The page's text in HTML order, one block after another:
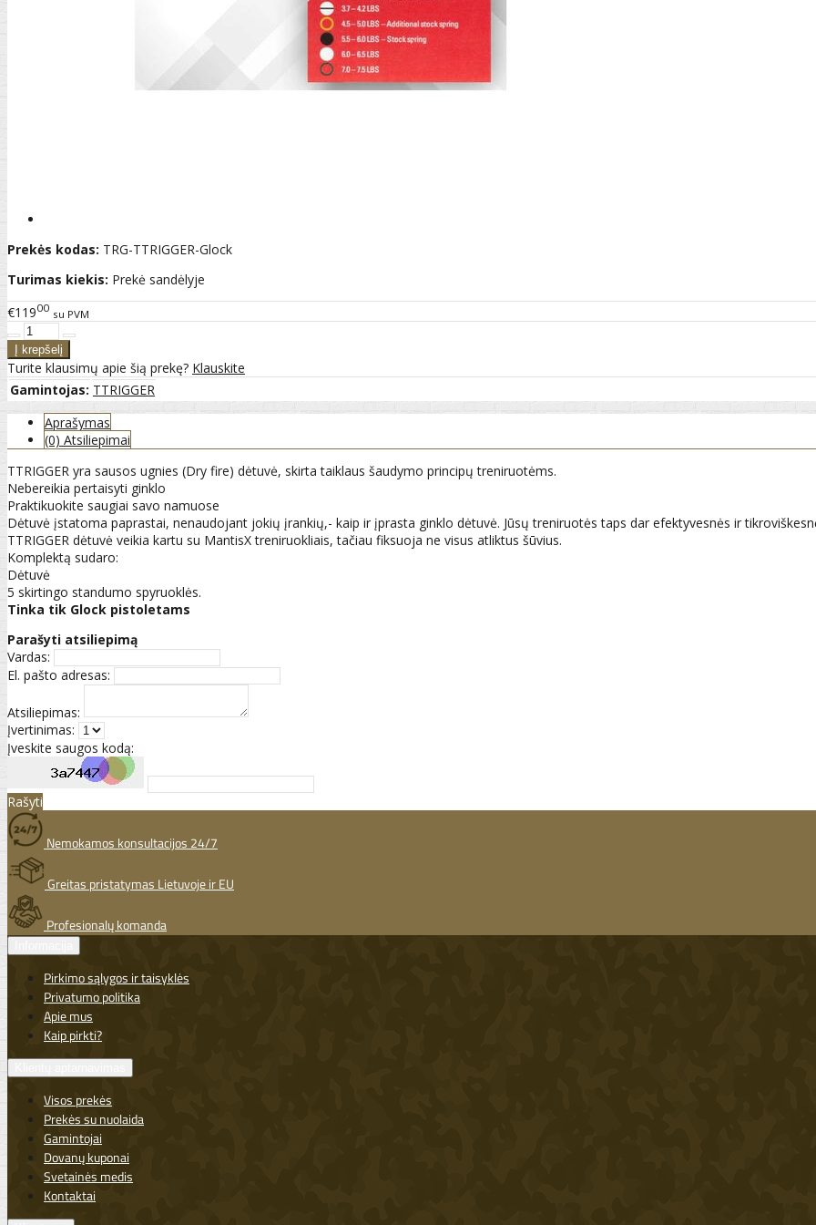
Prekės kodas: TRG-TTRIGGER-Glock
Turimas kiekis: Prekė sandėlyje
€11900 su PVM
Turite klausimų apie šią prekę? Klauskite
Gamintojas: TTRIGGER
Aprašymas
(0) Atsiliepimai
TTRIGGER yra sausos ugnies (Dry fire) dėtuvė, skirta taiklaus šaudymo principų treniruotėms.
Nebereikia pertaisyti ginklo
Praktikuokite saugiai savo namuose
Dėtuvė įstatoma paprastai, nenaudojant jokių įrankių,- kaip ir įprasta ginklo dėtuvė. Jūsų treniruotės taps dar efektyvesnės ir
TTRIGGER dėtuvė veikia kartu su MantisX treniruokliais, tačiau fiksuoja ne visus atliktus šūvius.
Komplektą sudaro:
Dėtuvė
5 skirtingo standumo spyruoklės.
Tinka tik Glock pistoletams
Parašyti atsiliepimą
Vardas:
El. pašto adresas:
Atsiliepimas:
Įvertinimas:
Įveskite saugos kodą:
Rašyti
Nemokamos konsultacijos 24/7
Greitas pristatymas Lietuvoje ir EU
Profesionalų komanda
Pirkimo sąlygos ir taisyklės
Privatumo politika
Apie mus
Kaip pirkti?
Visos prekės
Prekės su nuolaida
Gamintojai
Dovanų kuponai
Svetainės medis
Kontaktai